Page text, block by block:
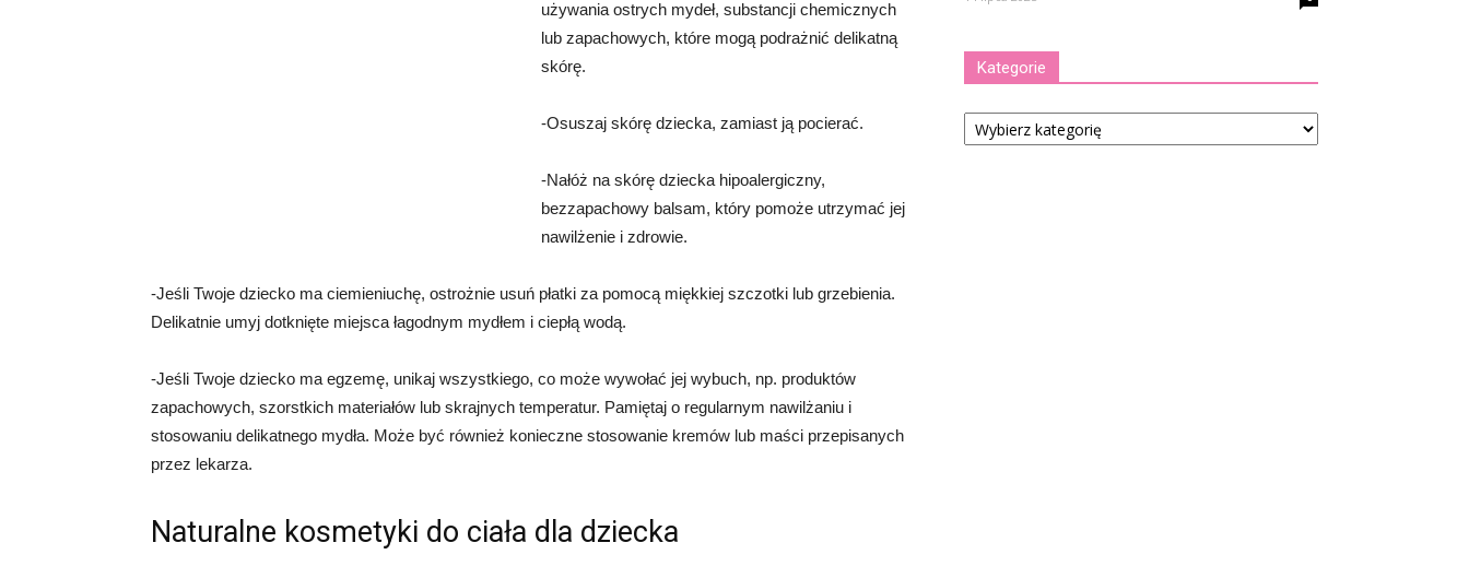
używania ostrych mydeł, substancji chemicznych
lub zapachowych, które mogą podrażnić delikatną
skórę.
-Osuszaj skórę dziecka, zamiast ją pocierać.
-Nałóż na skórę dziecka hipoalergiczny,
bezzapachowy balsam, który pomoże utrzymać jej
nawilżenie i zdrowie.
-Jeśli Twoje dziecko ma ciemieniuchę, ostrożnie usuń płatki za pomocą miękkiej szczotki lub grzebienia.
Delikatnie umyj dotknięte miejsca łagodnym mydłem i ciepłą wodą.
-Jeśli Twoje dziecko ma egzemę, unikaj wszystkiego, co może wywołać jej wybuch, np. produktów
zapachowych, szorstkich materiałów lub skrajnych temperatur. Pamiętaj o regularnym nawilżaniu i
stosowaniu delikatnego mydła. Może być również konieczne stosowanie kremów lub maści przepisanych
przez lekarza.
Naturalne kosmetyki do ciała dla dziecka
Kategorie
Kategorie